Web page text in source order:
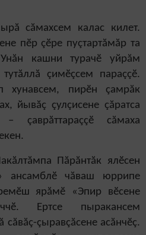
сăмахсем калас килет.
пӗр çӗре пуçтартăмăр та
кашни турачӗ уйрăм
çимӗçсем параççӗ.
хунавсем, пирӗн çамрăк
йывăç çулçисене çăратса
– çаврăттараççӗ сăмаха
Пăрăнтăк ялӗсен
ансамблӗ чăваш юррипе
ярăмӗ «Эпир вӗсене
Ертсе пыракансем
сăвăç-çыравçăсене асăнчӗç.